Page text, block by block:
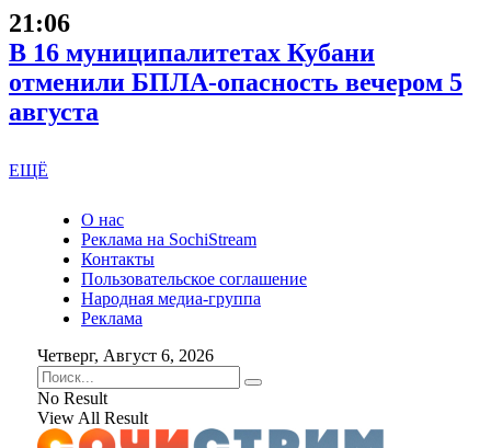
21:06
В 16 муниципалитетах Кубани
отменили БПЛА-опасность вечером 5
августа
ЕЩЁ
О нас
Реклама на SochiStream
Контакты
Пользовательское соглашение
Народная медиа-группа
Реклама
Четверг, Август 6, 2026
No Result
View All Result